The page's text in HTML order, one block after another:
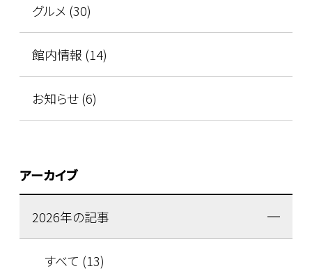
グルメ (30)
館内情報 (14)
お知らせ (6)
アーカイブ
2026年の記事
すべて (13)